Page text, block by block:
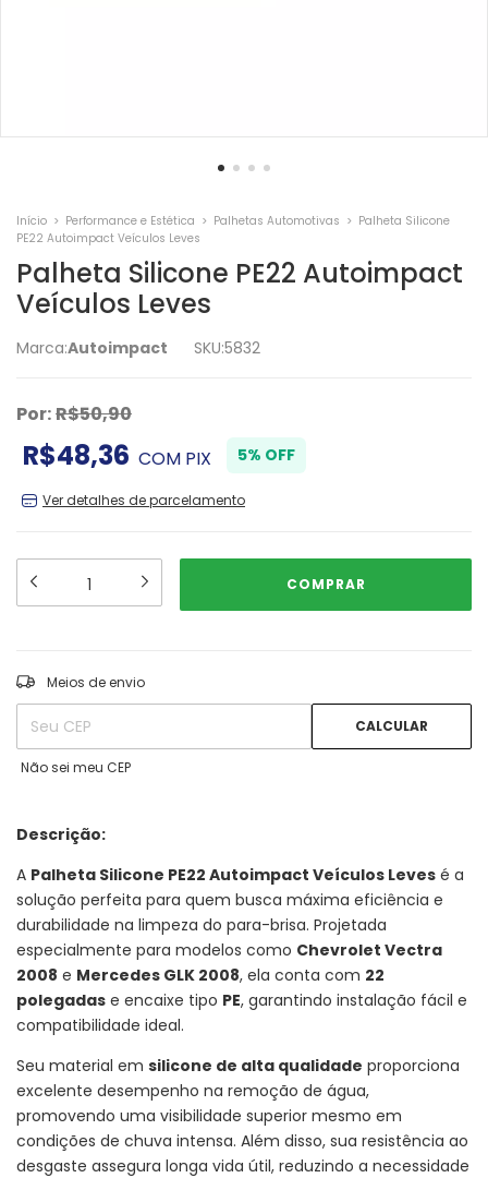
Início > Performance e Estética > Palhetas Automotivas > Palheta Silicone
PE22 Autoimpact Veículos Leves
Palheta Silicone PE22 Autoimpact
Veículos Leves
Marca:Autoimpact SKU:5832
Por:R$50,90
R$48,36 COM PIX 5% OFF
Ver detalhes de parcelamento
Entregas para o CEP:
Meios de envio
CALCULAR
Não sei meu CEP
Descrição:
A Palheta Silicone PE22 Autoimpact Veículos Leves é a
solução perfeita para quem busca máxima eficiência e
durabilidade na limpeza do para-brisa. Projetada
especialmente para modelos como Chevrolet Vectra
2008 e Mercedes GLK 2008, ela conta com 22
polegadas e encaixe tipo PE, garantindo instalação fácil e
compatibilidade ideal.
Seu material em silicone de alta qualidade proporciona
excelente desempenho na remoção de água,
promovendo uma visibilidade superior mesmo em
condições de chuva intensa. Além disso, sua resistência ao
desgaste assegura longa vida útil, reduzindo a necessidade